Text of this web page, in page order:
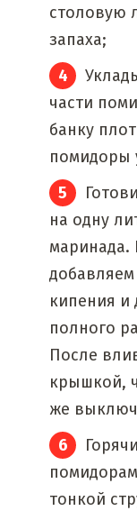
столовую
запаха;
части
банку
помидоры
на одну
маринада.
кипения и
полного
После
крышкой,
же
тонкой